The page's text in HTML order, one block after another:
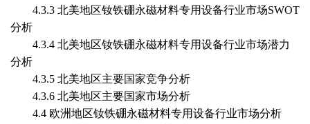
4.3.3 北美地区钕铁硼永磁材料专用设备行业市场SWOT
分析
4.3.4 北美地区钕铁硼永磁材料专用设备行业市场潜力
分析
4.3.5 北美地区主要国家竞争分析
4.3.6 北美地区主要国家市场分析
4.4 欧洲地区钕铁硼永磁材料专用设备行业市场分析